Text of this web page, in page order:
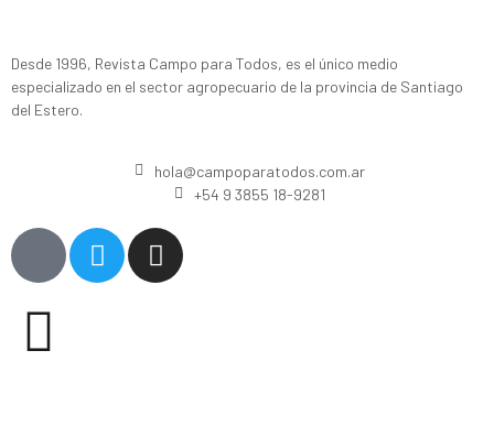
Desde 1996, Revista Campo para Todos, es el único medio
especializado en el sector agropecuario de la provincia de Santiago
del Estero.
hola@campoparatodos.com.ar
+54 9 3855 18-9281